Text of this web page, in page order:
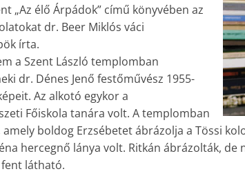
„Az élő Árpádok” című könyvében az
dr. Beer Miklós váci
írta.
a Szent László templomban
dr. Dénes Jenő festőművész 1955-
Az alkotó egykor a
Főiskola tanára volt. A templomban
amely boldog Erzsébetet ábrázolja a Tössi
hercegnő lánya volt. Ritkán ábrázolták,
látható.